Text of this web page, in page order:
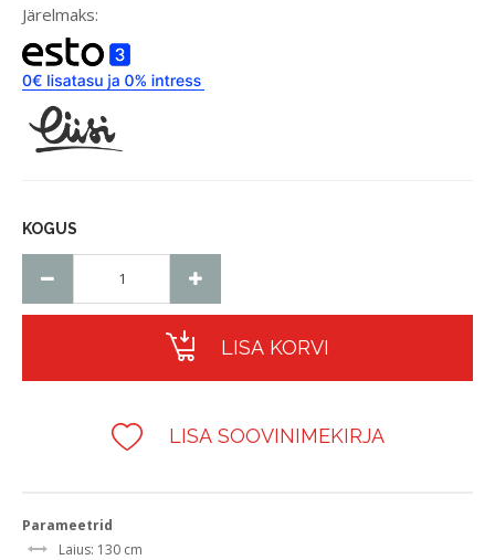
Järelmaks:
KOGUS
LISA KORVI
LISA SOOVINIMEKIRJA
Parameetrid
Laius: 130 cm